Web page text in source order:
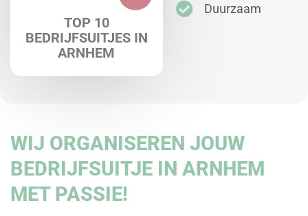
TOP 10
BEDRIJFSUITJES IN
ARNHEM
Duurzaam
WIJ ORGANISEREN JOUW
BEDRIJFSUITJE IN ARNHEM
MET PASSIE!